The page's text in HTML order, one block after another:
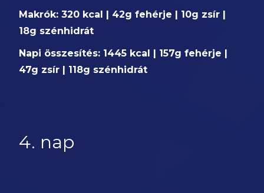
Makrók: 320 kcal | 42g fehérje | 10g zsír |
18g szénhidrát
Napi összesítés: 1445 kcal | 157g fehérje |
47g zsír | 118g szénhidrát
4. nap